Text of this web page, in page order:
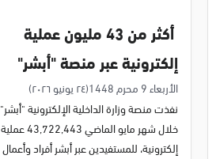
أكثر من 43 مليون عملية
إلكترونية عبر منصة "أبشر"
في مايو 2026م
الأربعاء 9 محرم 1448
(٢٤ يونيو ٢٠٢٦)
نفذت منصة وزارة الداخلية الإلكترونية "أبشر"
خلال شهر مايو الماضي 43,722,443 عملية
إلكترونية، للمستفيدين عبر أبشر أفراد وأعمال